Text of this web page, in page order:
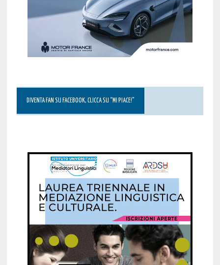
DIVENTA FAN SU FACEBOOK, CLICCA SU “MI PIACE!”